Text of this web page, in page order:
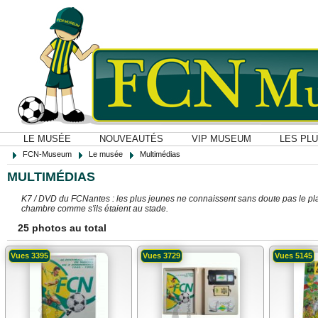
LE MUSÉE NOUVEAUTÉS VIP MUSEUM LES
FCN-Museum Le musée Multimédias
MULTIMÉDIAS
K7 / DVD du FCNantes : les plus jeunes ne connaissent sans doute pas le
chambre comme s'ils étaient au stade.
25 photos au total
Vues 3395 Vues 3729 Vues 5145